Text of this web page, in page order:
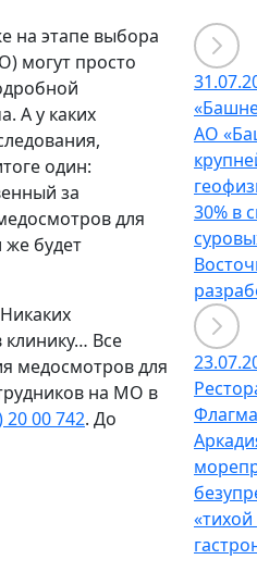
на этапе выбора
могут просто
А у каких
один:
за
для
же будет
Все
медосмотров для
на МО в
20 00 742. До
АО
30% в